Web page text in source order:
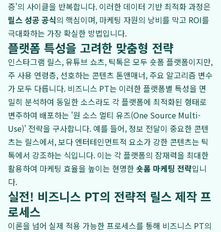
증'의 사이클을 반복합니다. 이러한 데이터 기반 최적화 과정은
릴스 성공 공식의 핵심이며, 마케팅 자원의 낭비를 막고 ROI를
극대화하는 가장 확실한 방법입니다.
플랫폼 특성을 고려한 맞춤형 전략
인스타그램 릴스, 유튜브 쇼츠, 틱톡은 모두 숏폼 플랫폼이지만,
주 사용 연령층, 선호하는 콘텐츠 톤앤매너, 주요 알고리즘 변수
가 모두 다릅니다. 비즈니스 PT는 이러한 플랫폼별 특성을 면
밀히 분석하여 동일한 소스라도 각 플랫폼에 최적화된 형태로
변주하여 배포하는 '원 소스 멀티 유즈(One Source Multi-
Use)' 전략을 구사합니다. 예를 들어, 정보 전달이 중요한 콘텐
츠는 릴스에서, 보다 엔터테인먼트적 요소가 강한 콘텐츠는 틱
톡에서 강조하는 식입니다. 이는 각 플랫폼의 잠재력을 최대한
활용하여 마케팅 효율을 높이는 현명한숏폼 마케팅 전략입니
다.
실전! 비즈니스 PT의 전략적 릴스 제작 프
로세스
이론을 넘어 실제 적용 가능한 프로세스를 통해 비즈니스 PT의